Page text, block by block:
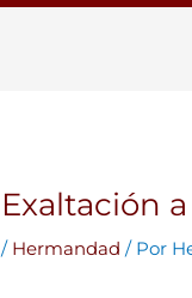
Exaltación
/ Hermandad / Por